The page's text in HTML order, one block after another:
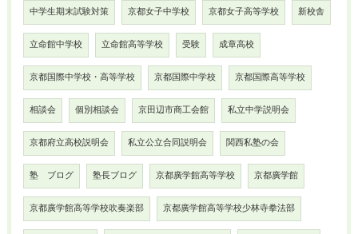
中学生期末試験対策 京都女子中学校 京都女子高等学校 新校舎
立命館中学校 立命館高等学校 受験 成章高校
京都国際中学校・高等学校 京都国際中学校 京都国際高等学校
相談会 個別相談会 京田辺市商工会館 私立中学説明会
京都府立高校説明会 私立公立合同説明会 関西私塾の会
塾 ブログ 塾長ブログ 京都廣学館高等学校 京都廣学館
京都廣学館高等学校吹奏楽部 京都廣学館高等学校少林寺拳法部